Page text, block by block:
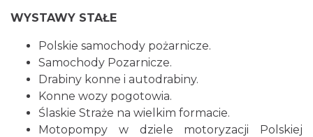
WYSTAWY STAŁE
Polskie samochody pożarnicze.
Samochody Pozarnicze.
Drabiny konne i autodrabiny.
Konne wozy pogotowia.
Ślaskie Straże na wielkim formacie.
Motopompy w dziele motoryzacji Polskiej